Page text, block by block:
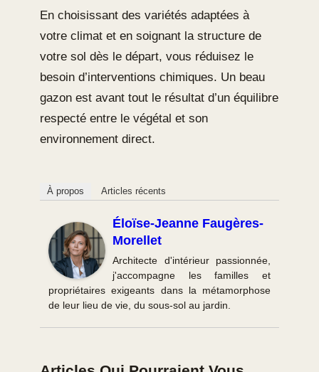
En choisissant des variétés adaptées à
votre climat et en soignant la structure de
votre sol dès le départ, vous réduisez le
besoin d’interventions chimiques. Un beau
gazon est avant tout le résultat d’un équilibre
respecté entre le végétal et son
environnement direct.
À propos Articles récents
Éloïse-Jeanne Faugères-
Morellet
Architecte d'intérieur passionnée,
j'accompagne les familles et
propriétaires exigeants dans la métamorphose
de leur lieu de vie, du sous-sol au jardin.